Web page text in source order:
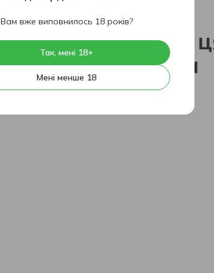
На жаль,
знайдена
Вам вже виповнилось 18 років?
Так, мені 18+
Мені менше 18